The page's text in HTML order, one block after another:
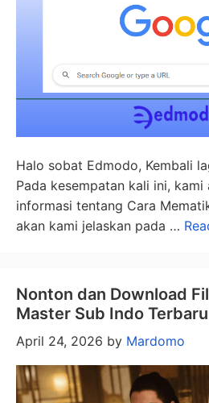
Halo sobat Edmodo, Kembali
Pada kesempatan kali ini, kami
informasi tentang Cara
akan kami jelaskan pada …
Nonton dan Download
Master Sub Indo
April 24, 2026 by Mardomo